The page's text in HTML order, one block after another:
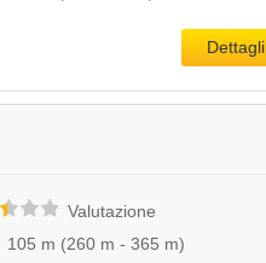
Dettagli
Valutazione
105 m (260 m - 365 m)